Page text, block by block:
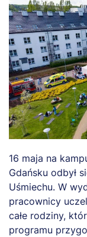
16 maja na
Gdańsku odbył
Uśmiechu. W
pracownicy
całe rodziny,
programu